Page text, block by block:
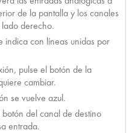
de la pantalla y los canales
derecho.
indica con líneas unidas por
pulse el botón de la
cambiar.
se vuelve azul.
del canal de destino
entrada.